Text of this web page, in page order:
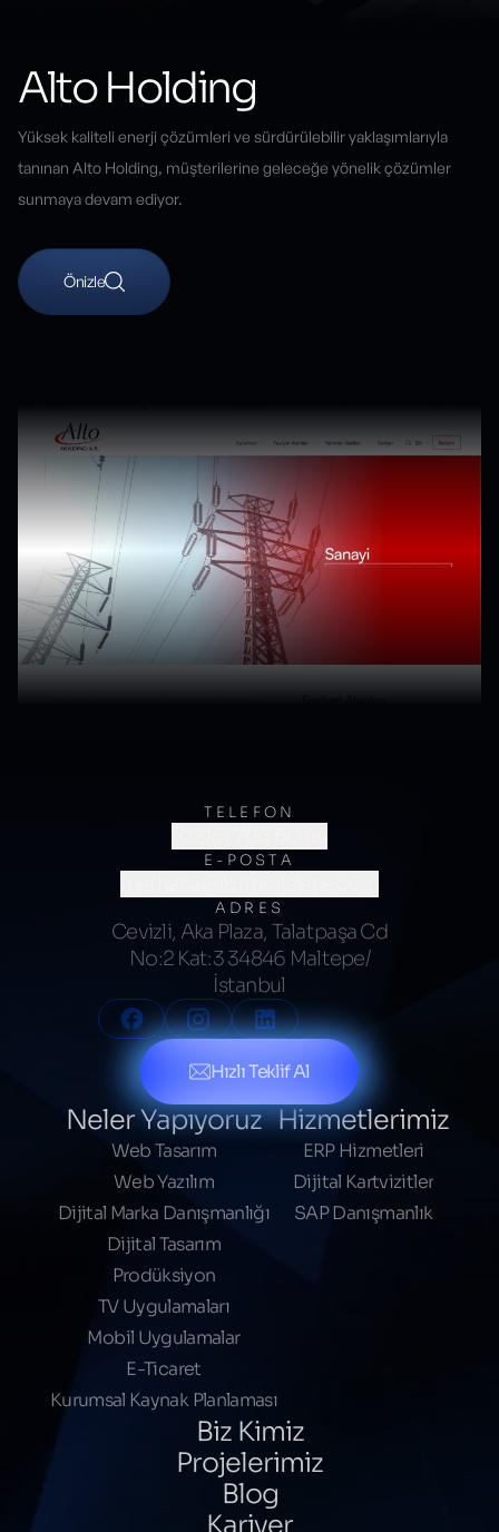
Alto Holding
Yüksek kaliteli enerji çözümleri ve sürdürülebilir yaklaşımlarıyla
tanınan Alto Holding, müşterilerine geleceğe yönelik çözümler
sunmaya devam ediyor.
Önizle
TELEFON
(0216) 706 60 64
E-POSTA
ADRES
Cevizli, Aka Plaza, Talatpaşa Cd
No:2 Kat:3 34846 Maltepe/
İstanbul
Hızlı Teklif Al
Neler Yapıyoruz
Web Tasarım
Web Yazılım
Dijital Marka Danışmanlığı
Dijital Tasarım
Prodüksiyon
TV Uygulamaları
Mobil Uygulamalar
E-Ticaret
Kurumsal Kaynak Planlaması
Hizmetlerimiz
ERP Hizmetleri
Dijital Kartvizitler
SAP Danışmanlık
Biz Kimiz
Projelerimiz
Blog